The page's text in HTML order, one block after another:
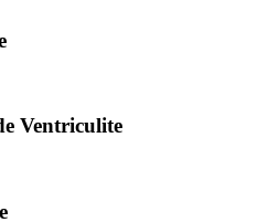
Ventriculite